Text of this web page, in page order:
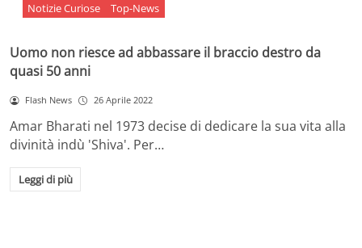
Notizie Curiose Top-News
Uomo non riesce ad abbassare il braccio destro da
quasi 50 anni
Flash News 26 Aprile 2022
Amar Bharati nel 1973 decise di dedicare la sua vita alla
divinità indù 'Shiva'. Per…
Leggi di più